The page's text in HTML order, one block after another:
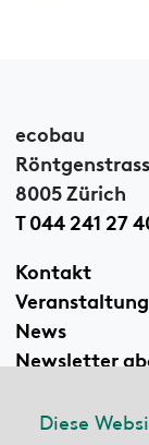
Diese
ecobau
8005 Zürich
T 044 241 27
Kontakt
News
Newsletter